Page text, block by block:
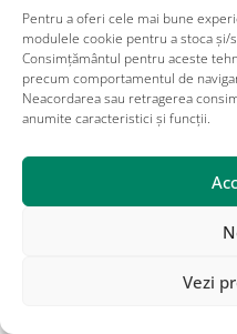
Pentru a oferi cele mai bune
modulele cookie pentru a stoca
Consimțământul pentru aceste
precum comportamentul de
Neacordarea sau retragerea
anumite caracteristici și funcții.
Vezi
Rata corectă de semănat
arate și de cât de mult
trafic mai intens necesită
toate acestea, ratele mai
de asemenea, o tranziție
Condiții pentru